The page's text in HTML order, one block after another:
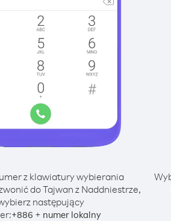
z klawiatury wybierania
do Tajwan z Naddniestrze,
następujący
+886 + numer lokalny